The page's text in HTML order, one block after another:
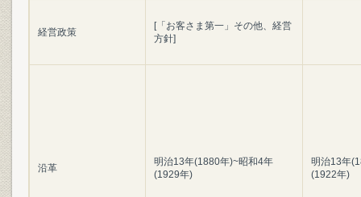
経営政策
[「お客さま第一」その他、経営
方針]
沿革
明治13年(1880年)~昭和4年
(1929年)
明治13年
(1922年)